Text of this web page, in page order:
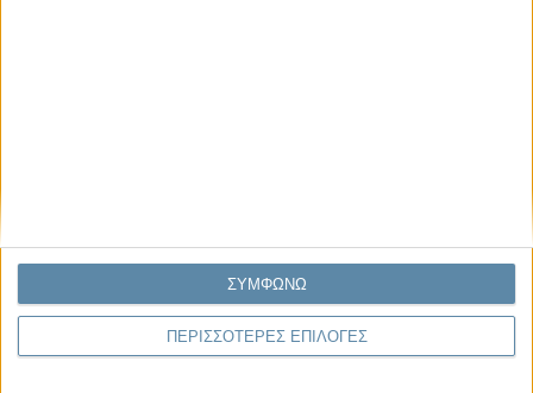
ΠΕΡΙΣΣΟΤΕΡΕΣ ΕΠΙΛΟΓΕΣ
ΣΥΜΦΩΝΩ
Να αφήνεις τους ανθρώπους να είναι (letting